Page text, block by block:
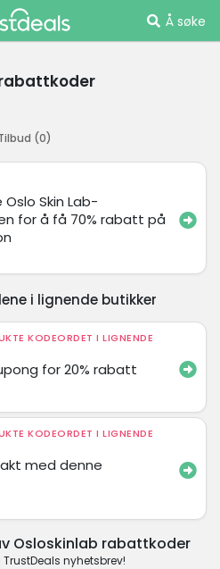
Å søke
(0)
Oslo Skin Lab-
for å få 70% rabatt på
i lignende butikker
KODEORDET I LIGNENDE
for 20% rabatt
KODEORDET I LIGNENDE
med denne
Osloskinlab rabattkoder
nyhetsbrev!